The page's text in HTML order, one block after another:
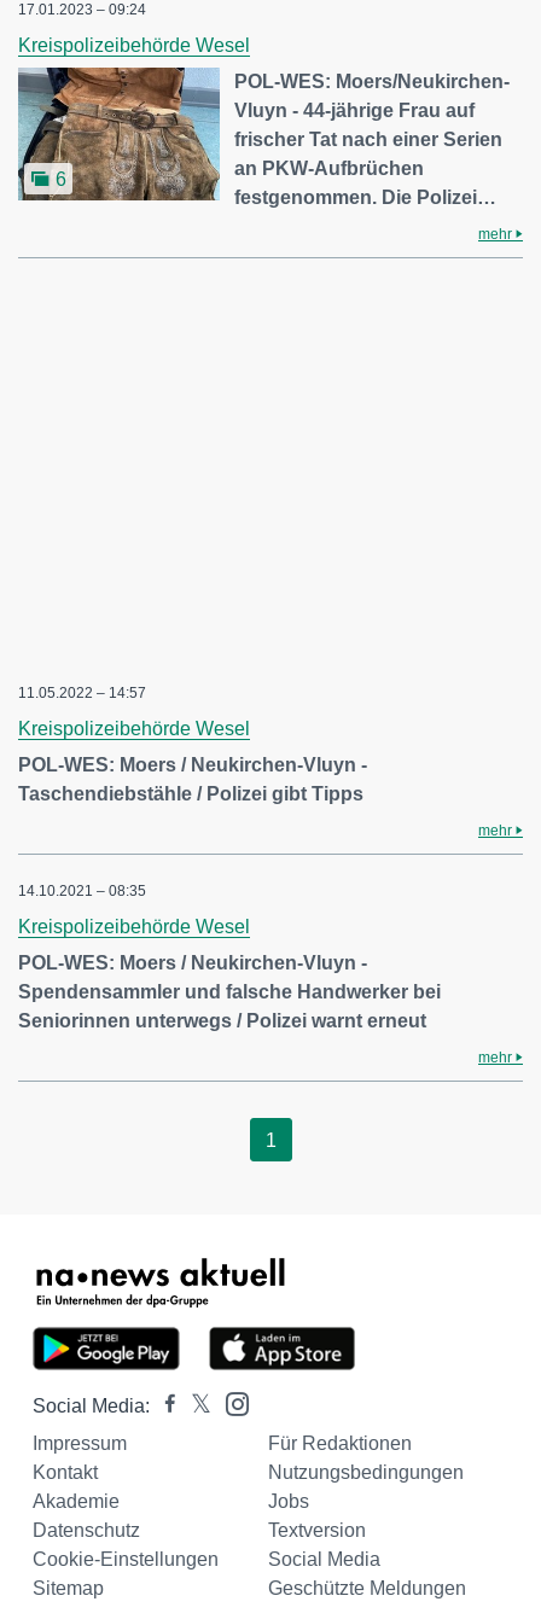
17.01.2023 – 09:24
Kreispolizeibehörde Wesel
6
POL-WES: Moers/Neukirchen-
Vluyn - 44-jährige Frau auf
frischer Tat nach einer Serien
an PKW-Aufbrüchen
festgenommen. Die Polizei…
mehr
11.05.2022 – 14:57
Kreispolizeibehörde Wesel
POL-WES: Moers / Neukirchen-Vluyn -
Taschendiebstähle / Polizei gibt Tipps
mehr
14.10.2021 – 08:35
Kreispolizeibehörde Wesel
POL-WES: Moers / Neukirchen-Vluyn -
Spendensammler und falsche Handwerker bei
Seniorinnen unterwegs / Polizei warnt erneut
mehr
1
Social Media:
Impressum
Für Redaktionen
Kontakt
Nutzungsbedingungen
Akademie
Jobs
Datenschutz
Textversion
Cookie-Einstellungen
Social Media
Sitemap
Geschützte Meldungen